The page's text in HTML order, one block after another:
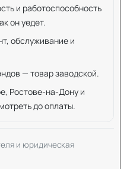
и работоспособность
он уедет.
обслуживание и
— товар заводской.
Ростове-на-Дону и
до оплаты.
и юридическая